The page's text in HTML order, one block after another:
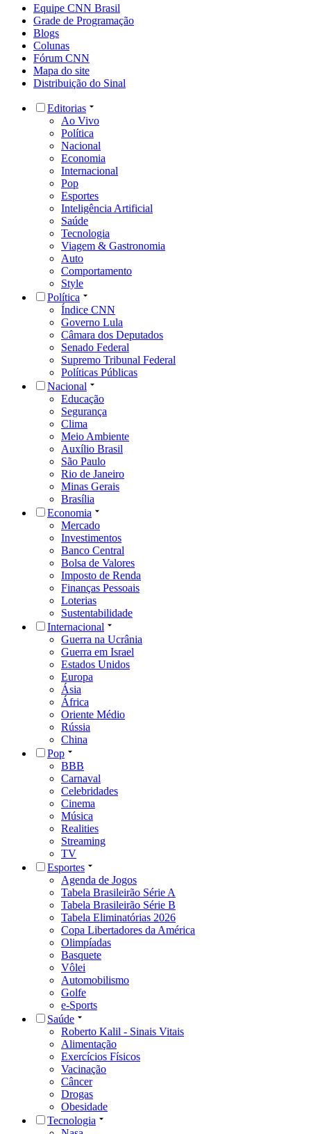
Equipe CNN Brasil
Grade de Programação
Blogs
Colunas
Fórum CNN
Mapa do site
Distribuição do Sinal
Editorias
Ao Vivo
Política
Nacional
Economia
Internacional
Pop
Esportes
Inteligência Artificial
Saúde
Tecnologia
Viagem & Gastronomia
Auto
Comportamento
Style
Política
Índice CNN
Governo Lula
Câmara dos Deputados
Senado Federal
Supremo Tribunal Federal
Políticas Públicas
Nacional
Educação
Segurança
Clima
Meio Ambiente
Auxílio Brasil
São Paulo
Rio de Janeiro
Minas Gerais
Brasília
Economia
Mercado
Investimentos
Banco Central
Bolsa de Valores
Imposto de Renda
Finanças Pessoais
Loterias
Sustentabilidade
Internacional
Guerra na Ucrânia
Guerra em Israel
Estados Unidos
Europa
Ásia
África
Oriente Médio
Rússia
China
Pop
BBB
Carnaval
Celebridades
Cinema
Música
Realities
Streaming
TV
Esportes
Agenda de Jogos
Tabela Brasileirão Série A
Tabela Brasileirão Série B
Tabela Eliminatórias 2026
Copa Libertadores da América
Olimpíadas
Basquete
Vôlei
Automobilismo
Golfe
e-Sports
Saúde
Roberto Kalil - Sinais Vitais
Alimentação
Exercícios Físicos
Vacinação
Câncer
Drogas
Obesidade
Tecnologia